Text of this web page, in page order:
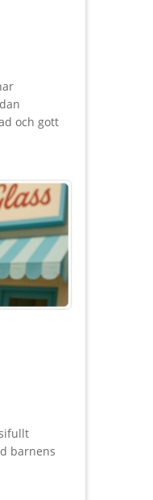
och gott
barnens